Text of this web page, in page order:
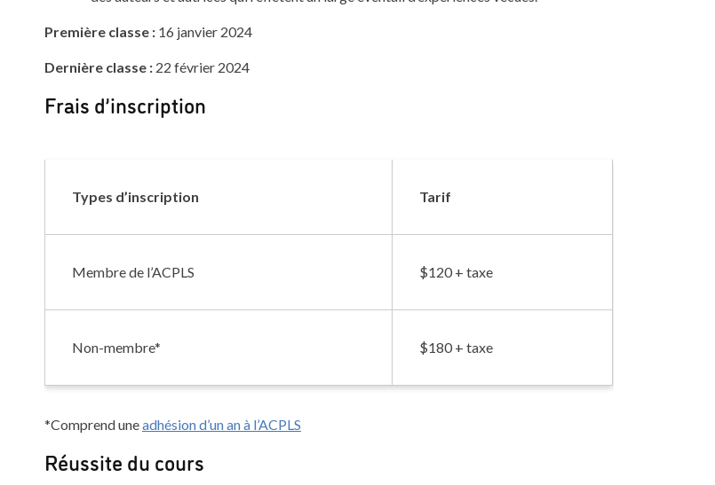
Première classe : 16 janvier 2024
Dernière classe :22 février 2024
Frais d’inscription
Types d’inscription Tarif
Membre de l’ACPLS $120 + taxe
Non-membre* $180 + taxe
*Comprend uneadhésion d’un an à l’ACPLS
Réussite du cours